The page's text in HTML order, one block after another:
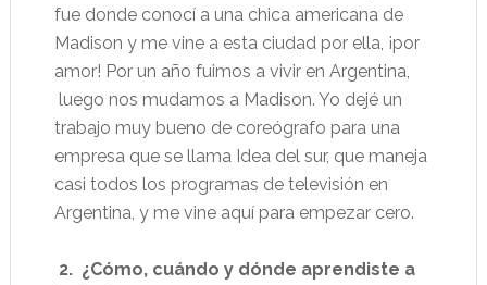
fue donde conocí a una chica americana de
Madison y me vine a esta ciudad por ella, ¡por
amor! Por un año fuimos a vivir en Argentina,
luego nos mudamos a Madison. Yo dejé un
trabajo muy bueno de coreógrafo para una
empresa que se llama Idea del sur, que maneja
casi todos los programas de televisión en
Argentina, y me vine aquí para empezar cero.
2. ¿Cómo, cuándo y dónde aprendiste a